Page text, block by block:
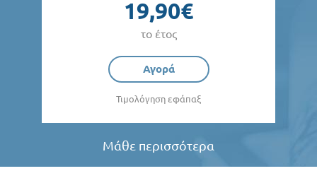
19,90€
το έτος
Αγορά
Τιμολόγηση εφάπαξ
Μάθε περισσότερα